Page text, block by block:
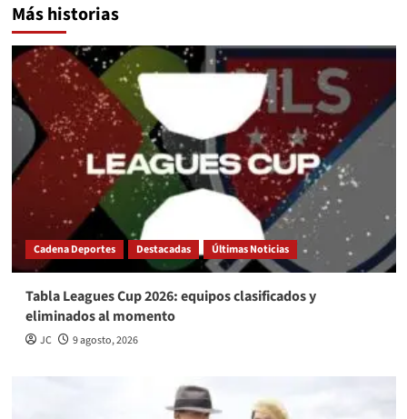
Más historias
Cadena Deportes Destacadas Últimas Noticias
Tabla Leagues Cup 2026: equipos clasificados y
eliminados al momento
JC 9 agosto, 2026